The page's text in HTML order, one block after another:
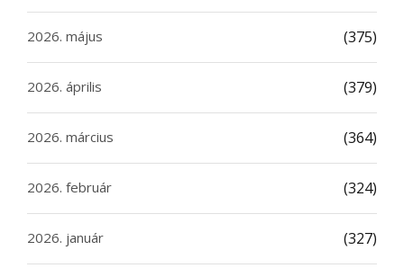
2026. május (375)
2026. április (379)
2026. március (364)
2026. február (324)
2026. január (327)